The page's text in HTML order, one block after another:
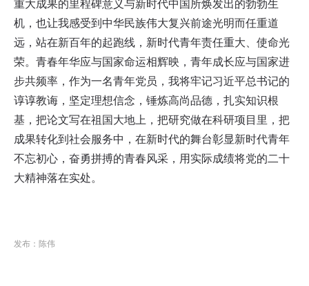
重大成果的里程碑意义与新时代中国所焕发出的勃勃生
机，也让我感受到中华民族伟大复兴前途光明而任重道
远，站在新百年的起跑线，新时代青年责任重大、使命光
荣。青春年华应与国家命运相辉映，青年成长应与国家进
步共频率，作为一名青年党员，我将牢记习近平总书记的
谆谆教诲，坚定理想信念，锤炼高尚品德，扎实知识根
基，把论文写在祖国大地上，把研究做在科研项目里，把
成果转化到社会服务中，在新时代的舞台彰显新时代青年
不忘初心，奋勇拼搏的青春风采，用实际成绩将党的二十
大精神落在实处。
发布：陈伟